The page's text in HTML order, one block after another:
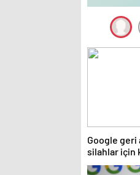
Google geri
silahlar için